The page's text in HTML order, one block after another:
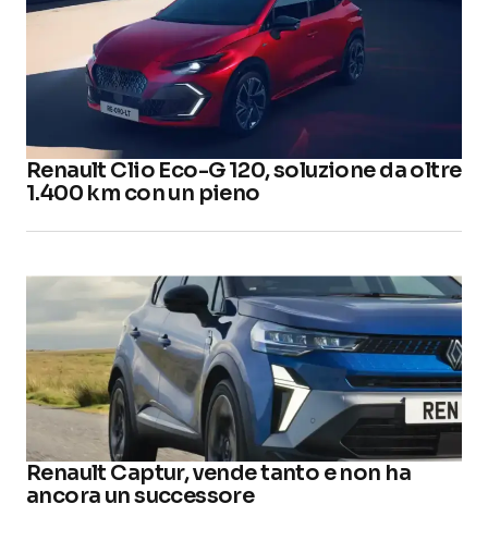
Renault Clio Eco-G 120, soluzione da oltre
1.400 km con un pieno
Renault Captur, vende tanto e non ha
ancora un successore